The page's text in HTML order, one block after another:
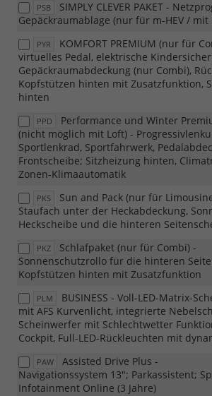
PSB
SIMPLY CLEVER PAKET -
Gepäckraumablage (nur für m-HEV / mit
PYR
KOMFORT PREMIUM (nur für
virtuelles Pedal, elektrische
Gepäckraumabdeckung (nur Combi),
Kopfstützen hinten mit Zusatzfunktion,
hinten
PPD
Performance und Winter
(nicht möglich mit Loft) -
Sportlenkrad, Sportfahrwerk,
Frontscheibe; Sitzheizung hinten,
Zonen-Klimaautomatik
PKS
Sun and Pack (nur für
Staufach unter der Heckabdeckung,
Heckscheibe und die hinteren
PKZ
Schlafpaket (nur für Combi) -
Sonnenschutzrollo für die hinteren
Kopfstützen hinten mit Zusatzfunktion
PLM
BUSINESS - Voll-LED-Matrix-
mit AFS Kurvenlicht, integrierte
Scheinwerfer mit Schlechtwetter
Cockpit, Full-LED-Rückleuchten mit
PAW
Assisted Drive Plus -
Navigationssystem 13"; Parkassistent;
Infotainment Online (3 Jahre)